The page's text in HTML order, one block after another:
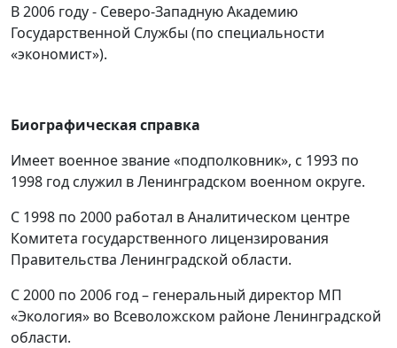
В 2006 году - Северо-Западную Академию
Государственной Службы (по специальности
«экономист»).
Биографическая справка
Имеет военное звание «подполковник», с 1993 по
1998 год служил в Ленинградском военном округе.
С 1998 по 2000 работал в Аналитическом центре
Комитета государственного лицензирования
Правительства Ленинградской области.
С 2000 по 2006 год – генеральный директор МП
«Экология» во Всеволожском районе Ленинградской
области.